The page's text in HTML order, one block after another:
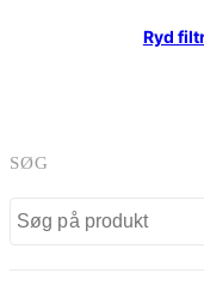
Ryd
SØG